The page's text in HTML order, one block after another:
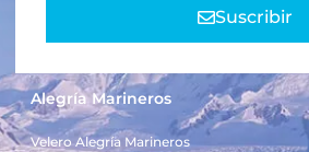
Suscribir
Alegría Marineros
Velero Alegría Marineros